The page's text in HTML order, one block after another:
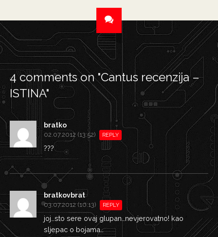
4 comments on "Cantus recenzija –
ISTINA"
bratko
02.07.2012 (13:52) REPLY
???
bratkovbrat
03.07.2012 (10:13) REPLY
joj…sto sere ovaj glupan…nevjerovatno! kao
sljepac o bojama…